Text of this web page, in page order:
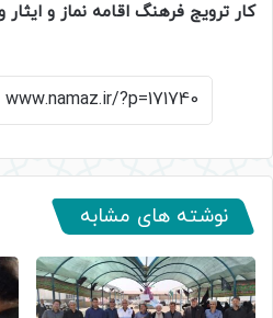
کار ترویج فرهنگ اقامه نماز و
نوشته های مشابه